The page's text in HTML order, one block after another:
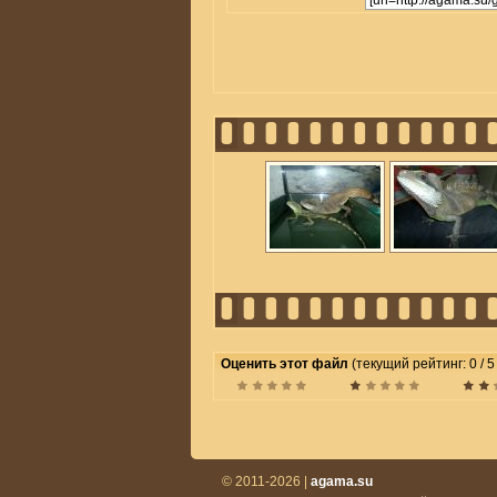
Оценить этот файл (текущий рейтинг: 0 /
© 2011-2026 | agama.su